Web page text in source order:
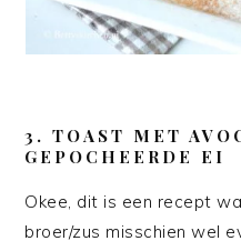
3. TOAST MET
GEPOCHEERDE EI
Okee, dit is een recept
broer/zus misschien wel